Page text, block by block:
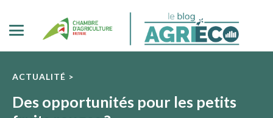
ACTUALITÉ >
Des opportunités pour les petits